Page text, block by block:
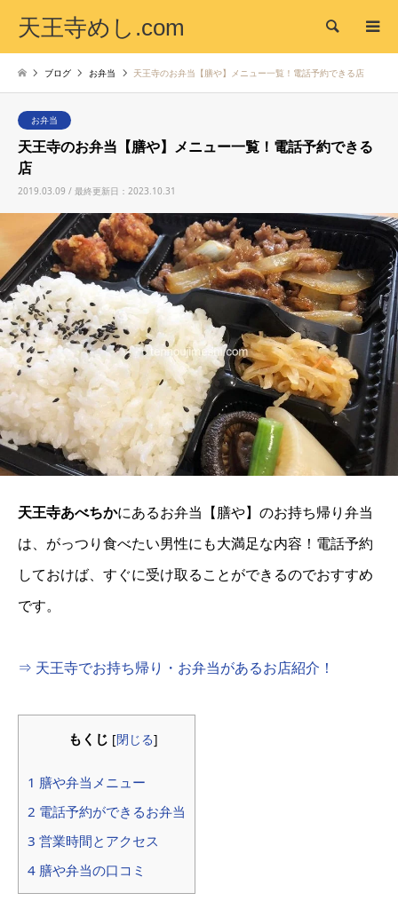
天王寺めし.com 検索
ブログ お弁当 天王寺のお弁当【膳や】メニュー一覧！電話予約できる店
お弁当
天王寺のお弁当【膳や】メニュー一覧！電話予約できる
店
2019.03.09 / 最終更新日：2023.10.31
天王寺あべちかにあるお弁当【膳や】のお持ち帰り弁当
は、がっつり食べたい男性にも大満足な内容！電話予約
しておけば、すぐに受け取ることができるのでおすすめ
です。
⇒ 天王寺でお持ち帰り・お弁当があるお店紹介！
もくじ [閉じる]
1 膳や弁当メニュー
2 電話予約ができるお弁当
3 営業時間とアクセス
4 膳や弁当の口コミ